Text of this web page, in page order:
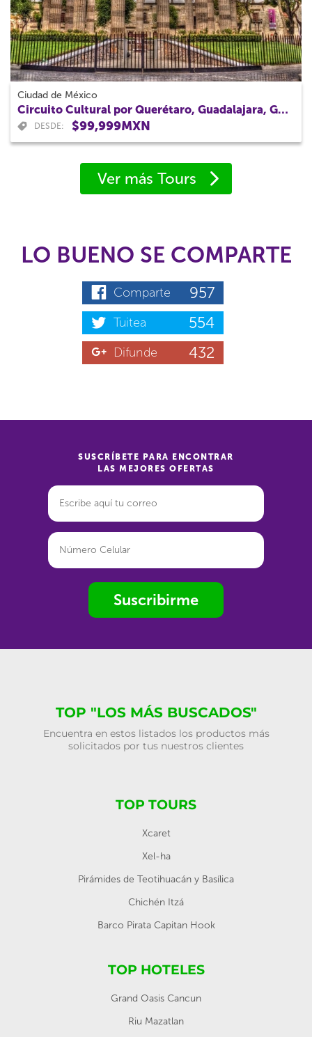
Ciudad de México
Circuito Cultural por Querétaro, Guadalajara, Guanajuato y Morelia 6 Días
DESDE: $99,999MXN
Ver más Tours
LO BUENO SE COMPARTE
Comparte 957
Tuitea 554
Difunde 432
SUSCRÍBETE PARA ENCONTRAR
LAS MEJORES OFERTAS
Suscribirme
TOP "LOS MÁS BUSCADOS"
Encuentra en estos listados los productos más
solicitados por tus nuestros clientes
TOP TOURS
Xcaret
Xel-ha
Pirámides de Teotihuacán y Basílica
Chichén Itzá
Barco Pirata Capitan Hook
TOP HOTELES
Grand Oasis Cancun
Riu Mazatlan